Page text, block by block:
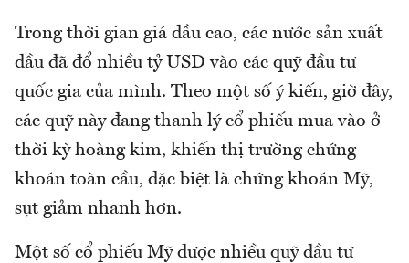
Trong thời gian giá dầu cao, các nước sản xuất
dầu đã đổ nhiều tỷ USD vào các quỹ đầu tư
quốc gia của mình. Theo một số ý kiến, giờ đây,
các quỹ này đang thanh lý cổ phiếu mua vào ở
thời kỳ hoàng kim, khiến thị trường chứng
khoán toàn cầu, đặc biệt là chứng khoán Mỹ,
sụt giảm nhanh hơn.
Một số cổ phiếu Mỹ được nhiều quỹ đầu tư